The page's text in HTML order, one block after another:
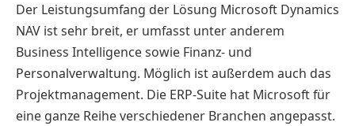
Der Leistungsumfang der Lösung Microsoft Dynamics
NAV ist sehr breit, er umfasst unter anderem
Business Intelligence sowie Finanz- und
Personalverwaltung. Möglich ist außerdem auch das
Projektmanagement. Die ERP-Suite hat Microsoft für
eine ganze Reihe verschiedener Branchen angepasst.